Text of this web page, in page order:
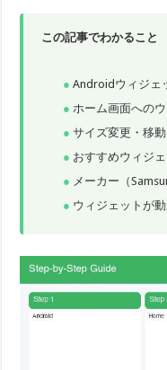
この記事でわかること
Androidウィジェ
ホーム画面への
サイズ変更・移
おすすめウィジ
メーカー（
ウィジェットが